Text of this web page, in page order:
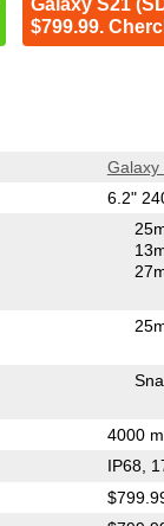
$799.99.
Galaxy
6.2"
4000
IP68,